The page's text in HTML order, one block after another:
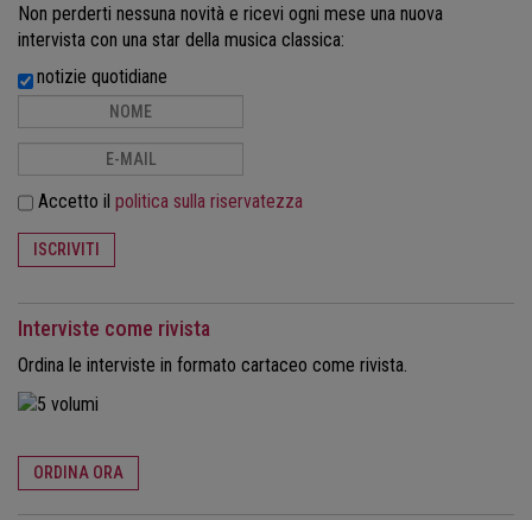
Non perderti nessuna novità e ricevi ogni mese una nuova
intervista con una star della musica classica:
notizie quotidiane
Accetto il politica sulla riservatezza
ISCRIVITI
Interviste come rivista
Ordina le interviste in formato cartaceo come rivista.
ORDINA ORA